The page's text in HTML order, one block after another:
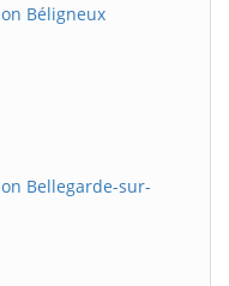
Béligneux
Bellegarde-sur-